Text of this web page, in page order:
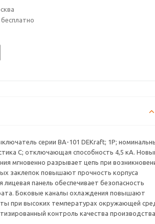
бесплатно
серии ВА-101 DEKraft; 1P;
С; отключающая способность 4,5 кА.
мгновенно разрывает цепь при
заклепок повышают прочность корпуса
лицевая панель обеспечивает безопасность
Боковые каналы охлаждения повышают
при высоких температурах окружающей
контроль качества